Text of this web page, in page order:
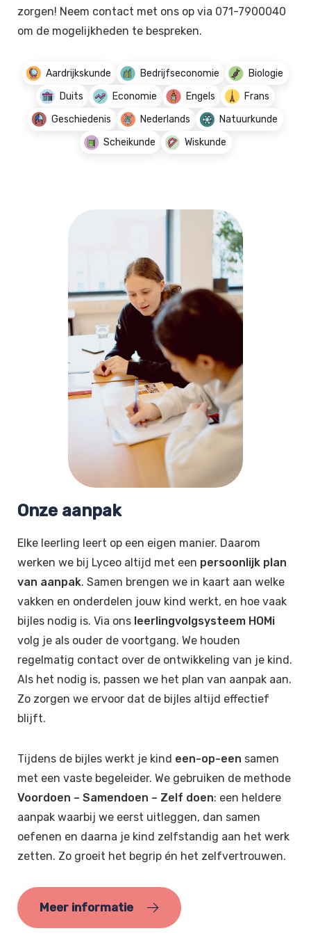
zorgen! Neem contact met ons op via 071-7900040
om de mogelijkheden te bespreken.
Aardrijkskunde Bedrijfseconomie
Biologie
Duits
Economie Engels
Frans
Geschiedenis
Nederlands
Natuurkunde
Scheikunde
Wiskunde
Onze aanpak
Elke leerling leert op een eigen manier. Daarom
werken we bij Lyceo altijd met een persoonlijk plan
van aanpak. Samen brengen we in kaart aan welke
vakken en onderdelen jouw kind werkt, en hoe vaak
bijles nodig is. Via ons leerlingvolgsysteem HOMi
volg je als ouder de voortgang. We houden
regelmatig contact over de ontwikkeling van je kind.
Als het nodig is, passen we het plan van aanpak aan.
Zo zorgen we ervoor dat de bijles altijd effectief
blijft.
Tijdens de bijles werkt je kind een-op-een samen
met een vaste begeleider. We gebruiken de methode
Voordoen – Samendoen – Zelf doen: een heldere
aanpak waarbij we eerst uitleggen, dan samen
oefenen en daarna je kind zelfstandig aan het werk
zetten. Zo groeit het begrip én het zelfvertrouwen.
Meer informatie